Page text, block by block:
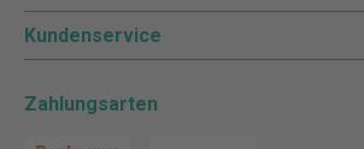
Kundenservice
Zahlungsarten